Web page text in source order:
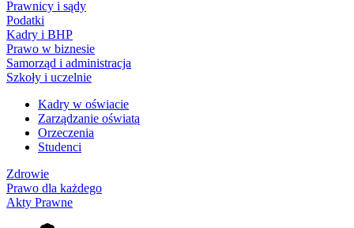
Prawnicy i sądy
Podatki
Kadry i BHP
Prawo w biznesie
Samorząd i administracja
Szkoły i uczelnie
Kadry w oświacie
Zarządzanie oświatą
Orzeczenia
Studenci
Zdrowie
Prawo dla każdego
Akty Prawne